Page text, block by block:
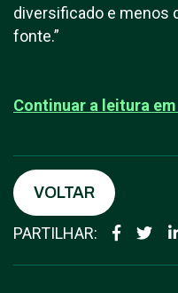
diversificado e menos
fonte.”
Continuar a leitura
VOLTAR
PARTILHAR: